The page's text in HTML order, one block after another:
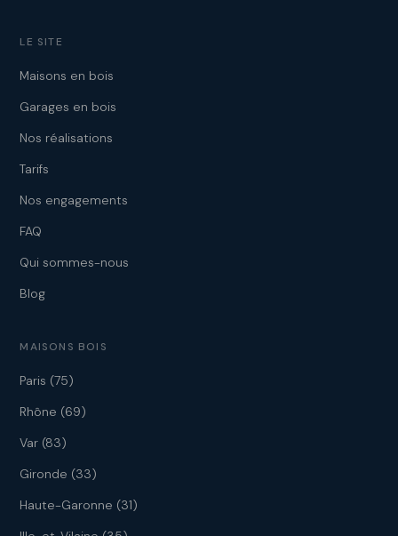
LE SITE
Maisons en bois
Garages en bois
Nos réalisations
Tarifs
Nos engagements
FAQ
Qui sommes-nous
Blog
MAISONS BOIS
Paris (75)
Rhône (69)
Var (83)
Gironde (33)
Haute-Garonne (31)